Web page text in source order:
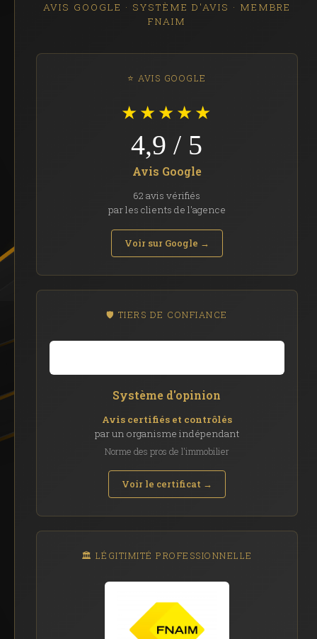
AVIS GOOGLE · SYSTÈME D'AVIS · MEMBRE
FNAIM
⭐ AVIS GOOGLE
★★★★★
4,9 / 5
Avis Google
62 avis vérifiés
par les clients de l'agence
Voir sur Google →
🛡️ TIERS DE CONFIANCE
Système d'opinion
Avis certifiés et contrôlés
par un organisme indépendant
Norme des pros de l'immobilier
Voir le certificat →
🏛️ LÉGITIMITÉ PROFESSIONNELLE